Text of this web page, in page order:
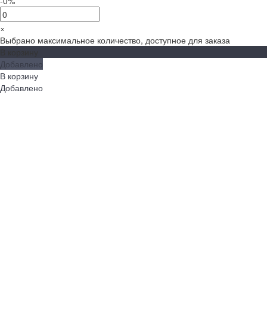
×
Выбрано максимальное количество, доступное для заказа
Добавлено
В корзину
Добавлено